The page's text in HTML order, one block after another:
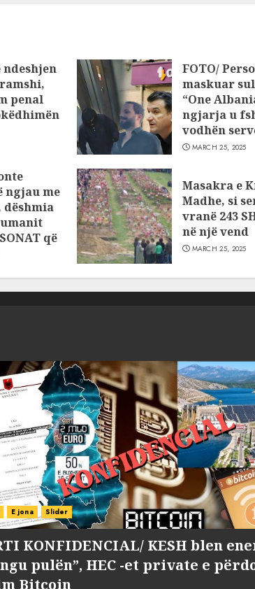
penal
FOTO/
maskuar
“One
ngjarja u
vodhën
MARCH 25, 2025
ngjau me
dëshmia
që
Masakra e
Madhe, si
vranë 243
në një vend
MARCH 25, 2025
E jona Slider
KONFIDENCIAL/ KESH blen
pulën”, HEC -et private e
Bitcoin